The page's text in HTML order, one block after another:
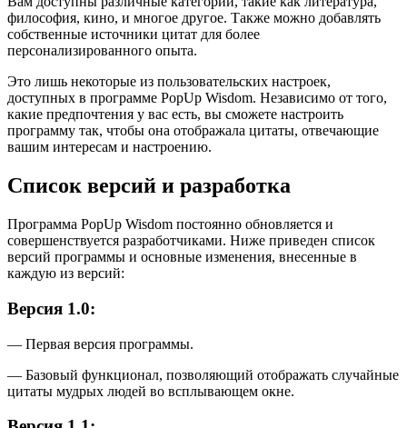
философия, кино, и многое другое. Также можно добавлять
собственные источники цитат для более
персонализированного опыта.
Это лишь некоторые из пользовательских настроек,
доступных в программе PopUp Wisdom. Независимо от того,
какие предпочтения у вас есть, вы сможете настроить
программу так, чтобы она отображала цитаты, отвечающие
вашим интересам и настроению.
Список версий и разработка
Программа PopUp Wisdom постоянно обновляется и
совершенствуется разработчиками. Ниже приведен список
версий программы и основные изменения, внесенные в
каждую из версий:
Версия 1.0:
— Первая версия программы.
— Базовый функционал, позволяющий отображать случайные
цитаты мудрых людей во всплывающем окне.